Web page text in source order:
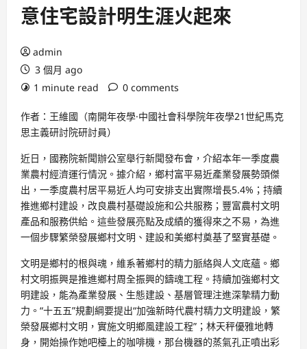
意住宅設計明生涯火起來
admin
3 個月 ago
1 minute read
0 comments
作者：王維國（南開年夜學·中國社會科學院年夜學21世紀馬克
思主義研討院研討員）
近日，國務院新聞辦公室舉行新聞發布會，介紹本年一季度農
業農村經濟運行情況。據介紹，鄉村富平易近產業發展勢頭傑
出，一季度農村居平易近人均可安排支出實際增長5.4%；持續
推進鄉村建設，改良農村基礎設施和公共服務；豐富農村文明
產品和服務供給。這些發展亮點及成績的獲得來之不易，為進
一個步驟繁榮發展鄉村文明、建設和美鄉村奠基了堅實基礎。
文明是鄉村的根與魂，維系著鄉村的精力脈絡與人文底蘊。鄉
村文明振興是推進鄉村周全振興的鑄魂工程。持續加強鄉村文
明建設，能為產業發展、生態建設、基層管理注進深摯精力動
力。“十五五”規劃綱要提出“加強新時代農村精力文明建設，繁
榮發展鄉村文明，實施文明鄉風建設工程”；林天秤優雅地轉
身，開始操作她吧檯上的咖啡機，那台機器的蒸氣孔正噴出彩